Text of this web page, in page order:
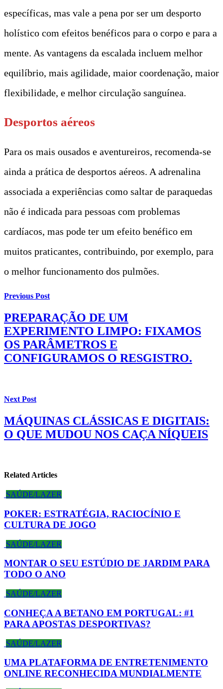
específicas, mas vale a pena por ser um desporto
holístico com efeitos benéficos para o corpo e para a
mente. As vantagens da escalada incluem melhor
equilíbrio, mais agilidade, maior coordenação, maior
flexibilidade, e melhor circulação sanguínea.
Desportos aéreos
Para os mais ousados e aventureiros, recomenda-se
ainda a prática de desportos aéreos. A adrenalina
associada a experiências como saltar de paraquedas
não é indicada para pessoas com problemas
cardíacos, mas pode ter um efeito benéfico em
muitos praticantes, contribuindo, por exemplo, para
o melhor funcionamento dos pulmões.
Previous Post
PREPARAÇÃO DE UM
EXPERIMENTO LIMPO: FIXAMOS
OS PARÂMETROS E
CONFIGURAMOS O RESGISTRO.
Next Post
MÁQUINAS CLÁSSICAS E DIGITAIS:
O QUE MUDOU NOS CAÇA NÍQUEIS
Related Articles
SAÚDE/LAZER
POKER: ESTRATÉGIA, RACIOCÍNIO E
CULTURA DE JOGO
SAÚDE/LAZER
MONTAR O SEU ESTÚDIO DE JARDIM PARA
TODO O ANO
SAÚDE/LAZER
CONHEÇA A BETANO EM PORTUGAL: #1
PARA APOSTAS DESPORTIVAS?
SAÚDE/LAZER
UMA PLATAFORMA DE ENTRETENIMENTO
ONLINE RECONHECIDA MUNDIALMENTE